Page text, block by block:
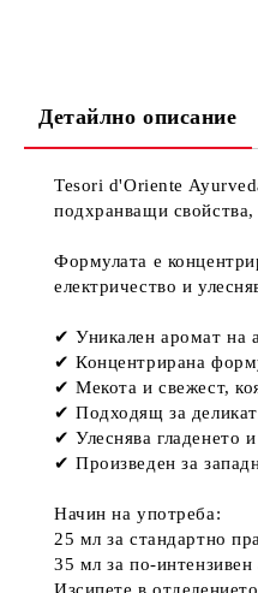
Детайлно описание
Tesori d'Oriente
подхранващи
Формулата е
електричество и
✔ Уникален аромат на
✔ Концентрирана
✔ Мекота и свежест,
✔ Подходящ за
✔ Улеснява гладенето
✔ Произведен за
Начин на употреба:
25 мл за стандартно
35 мл за по-